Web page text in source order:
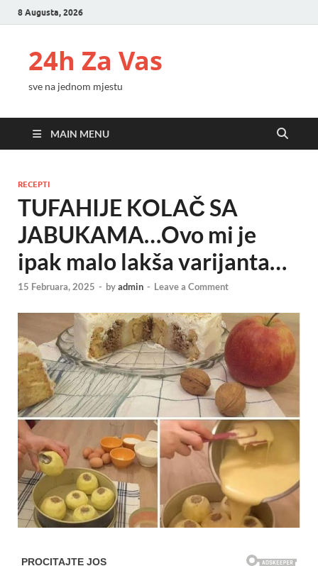
8 Augusta, 2026
24h Za Vas
sve na jednom mjestu
MAIN MENU
RECEPTI
TUFAHIJE KOLAČ SA
JABUKAMA…Ovo mi je
ipak malo lakša varijanta…
15 Februara, 2025 - byadmin - Leave a Comment